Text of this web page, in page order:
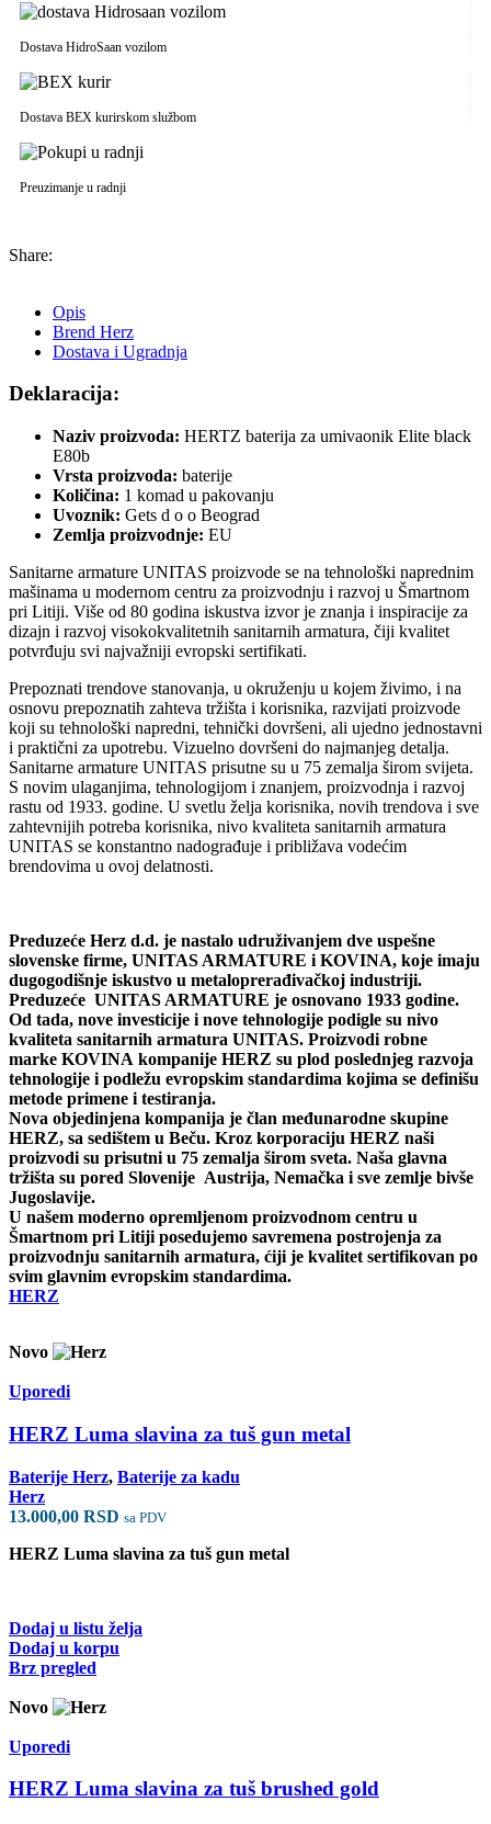
Dostava HidroSaan vozilom
Dostava BEX kurirskom službom
Preuzimanje u radnji
Share:
Opis
Brend Herz
Dostava i Ugradnja
Deklaracija:
Naziv proizvoda: HERTZ baterija za umivaonik Elite black
E80b
Vrsta proizvoda: baterije
Količina: 1 komad u pakovanju
Uvoznik: Gets d o o Beograd
Zemlja proizvodnje: EU
Sanitarne armature UNITAS proizvode se na tehnološki naprednim
mašinama u modernom centru za proizvodnju i razvoj u Šmartnom
pri Litiji. Više od 80 godina iskustva izvor je znanja i inspiracije za
dizajn i razvoj visokokvalitetnih sanitarnih armatura, čiji kvalitet
potvrđuju svi najvažniji evropski sertifikati.
Prepoznati trendove stanovanja, u okruženju u kojem živimo, i na
osnovu prepoznatih zahteva tržišta i korisnika, razvijati proizvode
koji su tehnološki napredni, tehnički dovršeni, ali ujedno jednostavni
i praktični za upotrebu. Vizuelno dovršeni do najmanjeg detalja.
Sanitarne armature UNITAS prisutne su u 75 zemalja širom svijeta.
S novim ulaganjima, tehnologijom i znanjem, proizvodnja i razvoj
rastu od 1933. godine. U svetlu želja korisnika, novih trendova i sve
zahtevnijih potreba korisnika, nivo kvaliteta sanitarnih armatura
UNITAS se konstantno nadograđuje i približava vodećim
brendovima u ovoj delatnosti.
Preduzeće Herz d.d. je nastalo udruživanjem dve uspešne
slovenske firme, UNITAS ARMATURE i KOVINA, koje imaju
dugogodišnje iskustvo u metaloprerađivačkoj industriji.
Preduzeće UNITAS ARMATURE je osnovano 1933 godine.
Od tada, nove investicije i nove tehnologije podigle su nivo
kvaliteta sanitarnih armatura UNITAS. Proizvodi robne
marke KOVINA kompanije HERZ su plod poslednjeg razvoja
tehnologije i podležu evropskim standardima kojima se definišu
metode primene i testiranja.
Nova objedinjena kompanija je član međunarodne skupine
HERZ, sa sedištem u Beču. Kroz korporaciju HERZ naši
proizvodi su prisutni u 75 zemalja širom sveta. Naša glavna
tržišta su pored Slovenije Austrija, Nemačka i sve zemlje bivše
Jugoslavije.
U našem moderno opremljenom proizvodnom centru u
Šmartnom pri Litiji posedujemo savremena postrojenja za
proizvodnju sanitarnih armatura, ćiji je kvalitet sertifikovan po
svim glavnim evropskim standardima.
HERZ
Novo
Uporedi
HERZ Luma slavina za tuš gun metal
Baterije Herz, Baterije za kadu
Herz
13.000,00 RSD sa PDV
HERZ Luma slavina za tuš gun metal
Dodaj u listu želja
Dodaj u korpu
Brz pregled
Novo
Uporedi
HERZ Luma slavina za tuš brushed gold